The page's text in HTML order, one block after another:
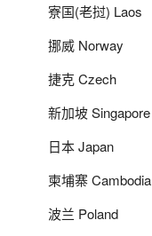
寮国(老挝) Laos
挪威 Norway
捷克 Czech
新加坡 Singapore
日本 Japan
柬埔寨 Cambodia
波兰 Poland